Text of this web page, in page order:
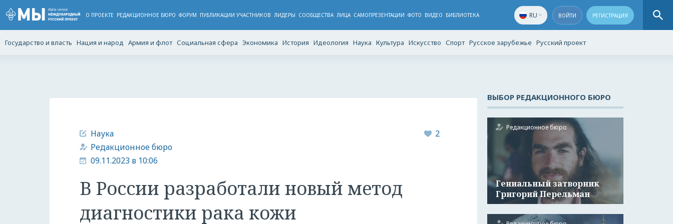
О ПРОЕКТЕ РЕДАКЦИОННОЕ БЮРО ФОРУМ ПУБЛИКАЦИИ УЧАСТНИКОВ ЛИДЕРЫ CООБЩЕСТВА ЛИЦА САМОПРЕЗЕНТАЦИИ ФОТО ВИДЕО БИБЛИОТЕКА RU ВОЙТИ РЕГИСТРАЦИЯ
Государство и власть Нация и народ Армия и флот Социальная сфера Экономика История Идеология Наука Культура Искусство Спорт Русское зарубежье Русский проект
Наука
Редакционное бюро
09.11.2023 в 10:06
2
В России разработали новый метод
диагностики рака кожи
ВЫБОР РЕДАКЦИОННОГО БЮРО
Редакционное бюро
Гениальный затворник
Григорий Перельман